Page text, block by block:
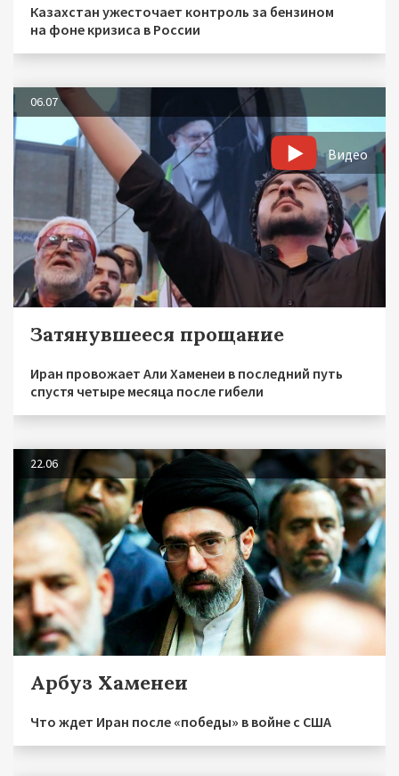
Казахстан ужесточает контроль за бензином
на фоне кризиса в России
06.07
Видео
Затянувшееся прощание
Иран провожает Али Хаменеи в последний путь
спустя четыре месяца после гибели
22.06
Арбуз Хаменеи
Что ждет Иран после «победы» в войне с США